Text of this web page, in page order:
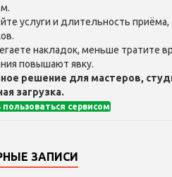
услуги и длительность
накладок, меньше тратите
повышают явку.
решение для мастеров,
загрузка.
сервисом
ЗАПИСИ